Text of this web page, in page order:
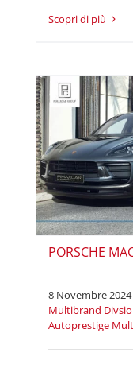
Read More
PORSCHE
8 Novembre 2024
Multibrand
Autoprestige